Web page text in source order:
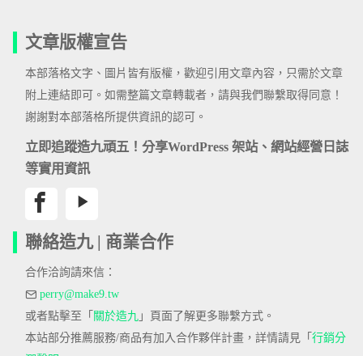
文章版權宣告
本部落格文字、圖片皆有版權，歡迎引用文章內容，只需於文章
附上連結即可。如需整篇文章轉載者，請與我們聯繫取得同意！
謝謝對本部落格所提供資訊的認可。
立即追蹤造九頑五！分享WordPress 架站、網站經營日誌
等實用資訊
聯絡造九 | 商業合作
合作洽詢請來信：
perry@make9.tw
或者點擊至「 關於造九 」頁面了解更多聯繫方式。
本站部分推薦服務/商品有加入合作夥伴計畫，詳情請見「 行銷分